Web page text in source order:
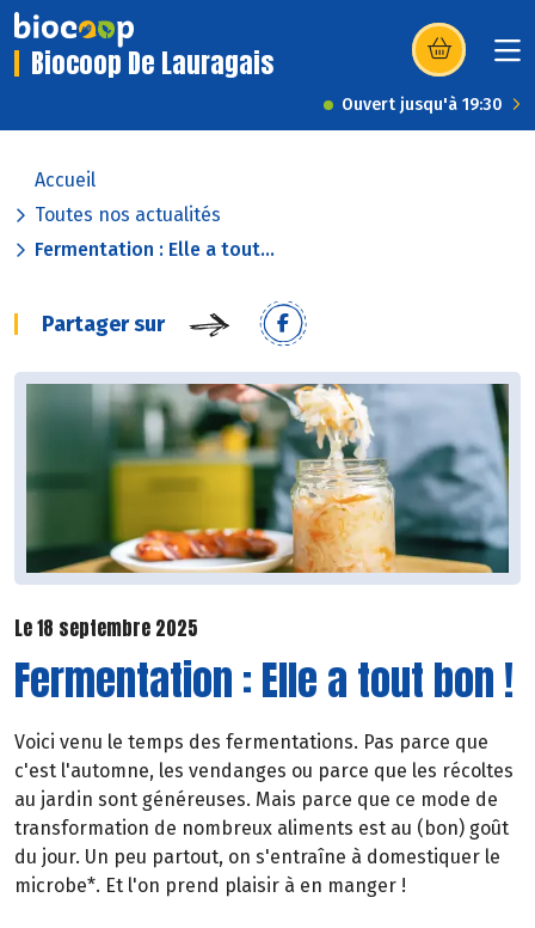
Biocoop De Lauragais (s’ouvre dans
Ouvert jusqu'à 19:30
Accueil
Toutes nos actualités
Fermentation : Elle a tout...
Partager sur
Le 18 septembre 2025
Fermentation : Elle a tout bon !
Voici venu le temps des fermentations. Pas parce que
c'est l'automne, les vendanges ou parce que les récoltes
au jardin sont généreuses. Mais parce que ce mode de
transformation de nombreux aliments est au (bon) goût
du jour. Un peu partout, on s'entraîne à domestiquer le
microbe*. Et l'on prend plaisir à en manger !